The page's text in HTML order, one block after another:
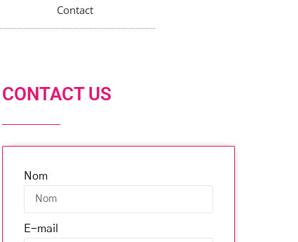
Contact
CONTACT US
Nom
E-mail